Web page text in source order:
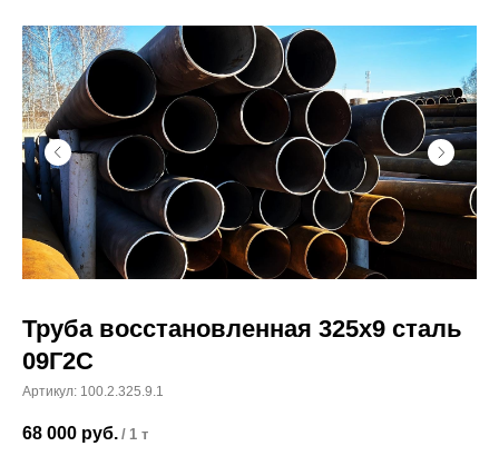
Труба восстановленная 325х9 сталь
09Г2С
Артикул: 100.2.325.9.1
68 000 руб. / 1 т